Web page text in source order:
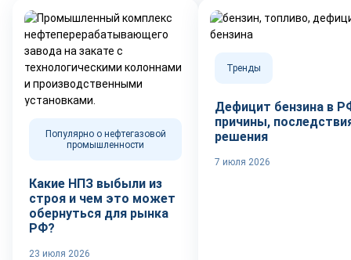
Популярно о нефтегазовой
промышленности
Какие НПЗ выбыли из
строя и чем это может
обернуться для рынка
РФ?
23 июля 2026
Тренды
Дефицит бензина в
причины,
решения
7 июля 2026